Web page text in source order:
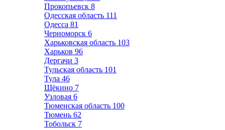
Прокопьевск 8
Одесская область 111
Одесса 81
Черноморск 6
Харьковская область 103
Харьков 96
Дергачи 3
Тульская область 101
Тула 46
Щёкино 7
Узловая 6
Тюменская область 100
Тюмень 62
Тобольск 7